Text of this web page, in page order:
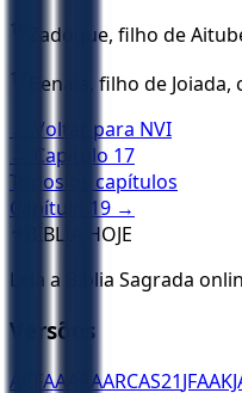
16 Zadoque, filho de
17
Benaia, filho de
← Voltar para NVI
← Capítulo 17
Todos os capítulos
Capítulo
19 →
BÍBLIA HOJE
Leia a Bíblia Sagrada
Versões
ACFAA ARAARCAS21JFAA